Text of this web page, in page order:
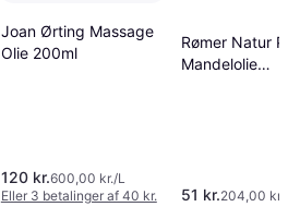
Joan Ørting Massage
Olie 200ml
120 kr.600,00 kr./L
Eller 3 betalinger af 40 kr.
Rømer Natur
Mandelolie
51 kr.204,00